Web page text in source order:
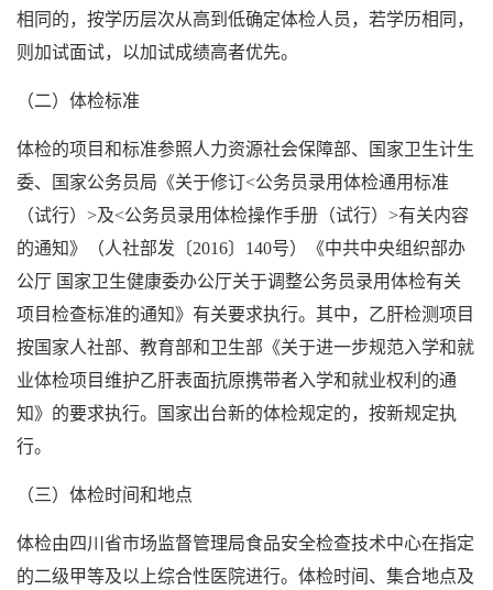
相同的，按学历层次从高到低确定体检人员，若学历相同，
则加试面试，以加试成绩高者优先。
（二）体检标准
体检的项目和标准参照人力资源社会保障部、国家卫生计生
委、国家公务员局《关于修订<公务员录用体检通用标准
（试行）>及<公务员录用体检操作手册（试行）>有关内容
的通知》（人社部发〔2016〕140号）《中共中央组织部办
公厅 国家卫生健康委办公厅关于调整公务员录用体检有关
项目检查标准的通知》有关要求执行。其中，乙肝检测项目
按国家人社部、教育部和卫生部《关于进一步规范入学和就
业体检项目维护乙肝表面抗原携带者入学和就业权利的通
知》的要求执行。国家出台新的体检规定的，按新规定执
行。
（三）体检时间和地点
体检由四川省市场监督管理局食品安全检查技术中心在指定
的二级甲等及以上综合性医院进行。体检时间、集合地点及